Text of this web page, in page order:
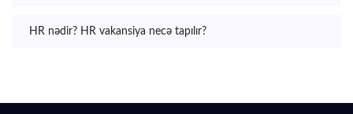
HR nədir? HR vakansiya necə tapılır?